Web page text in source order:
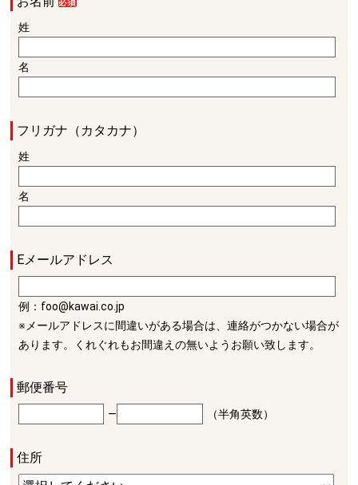
姓
名
フリガナ（カタカナ）
姓
名
Eメールアドレス
例：foo@kawai.co.jp
※メールアドレスに間違いがある場合は、連絡がつかない場合が
あります。くれぐれもお間違えの無いようお願い致します。
郵便番号
― （半角英数）
住所